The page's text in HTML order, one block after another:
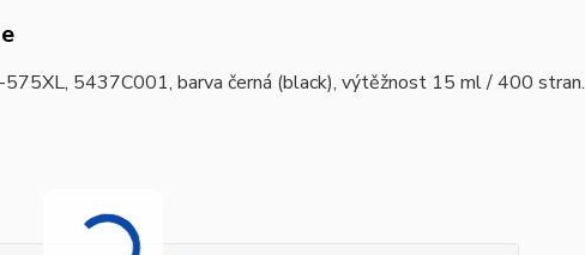
575XL, 5437C001, barva černá (black), výtěžnost 15 ml / 400 stran.